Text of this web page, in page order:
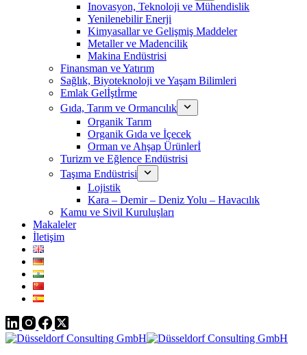
Inovasyon, Teknoloji ve Mühendislik
Yenilenebilir Enerji
Kimyasallar ve Gelişmiş Maddeler
Metaller ve Madencilik
Makina Endüstrisi
Finansman ve Yatırım
Sağlık, Biyoteknoloji ve Yaşam Bilimleri
Emlak Gelİştİrme
Gıda, Tarım ve Ormancılık
Organik Tarım
Organik Gıda ve İçecek
Orman ve Ahşap Ürünlerİ
Turizm ve Eğlence Endüstrisi
Taşıma Endüstrisi
Lojistik
Kara – Demir – Deniz Yolu – Havacılık
Kamu ve Sivil Kuruluşları
Makaleler
İletişim